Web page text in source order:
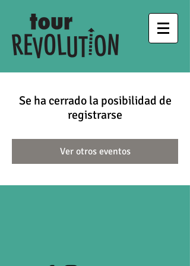
Se ha cerrado la posibilidad de
registrarse
Ver otros eventos